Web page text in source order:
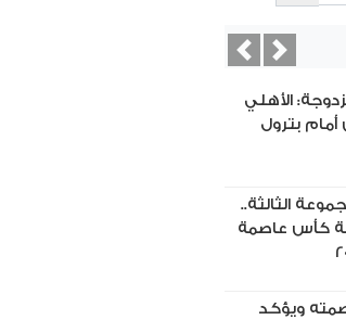
الأهلي
بترول
الثالثة..
كأس عاصمة
ويؤكد
PreviousNext